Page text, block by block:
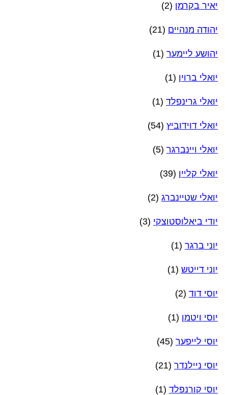
יאיר בקרמן (2)
יהודה מנהיים (21)
יהושע ליימער (1)
יואלי ברוין (1)
יואלי גרינפלד (1)
יואלי דוידוביץ (54)
יואלי ויינברגר (5)
יואלי קליין (39)
יואלי שטיינברג (2)
יודי ביאלוסטוצקי (3)
יוני ברגר (1)
יוני דייטש (1)
יוסי דוד (2)
יוסי ויטמן (1)
יוסי לייפער (45)
יוסי ניילנדר (21)
יוסי קורנפלד (1)